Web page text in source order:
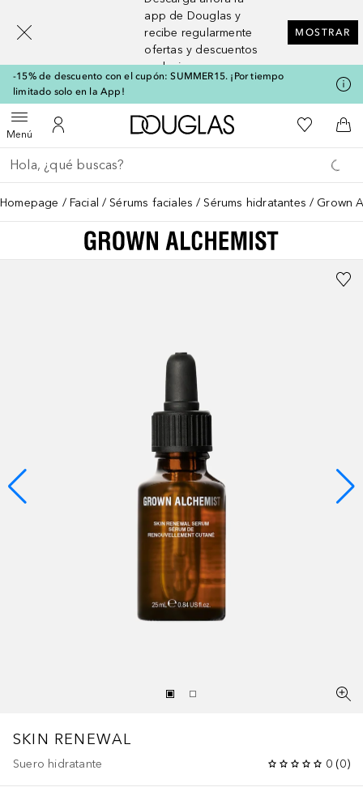
app de Douglas y
recibe regularmente
ofertas y descuentos
exclusivos
MOSTRAR
-15% de descuento con el cupón: SUMMER15. ¡Por tiempo
limitado solo en la App!
MenúAbrir menúMi cuenta
A Douglas HomeMi lista de
A
Regresar
Ejecutar búsqueda
Homepage Facial Sérums faciales Sérums hidratantes Grown
SKIN RENEWAL
Suero hidratante 0 (0)
[navigation.slideout.screenreader]